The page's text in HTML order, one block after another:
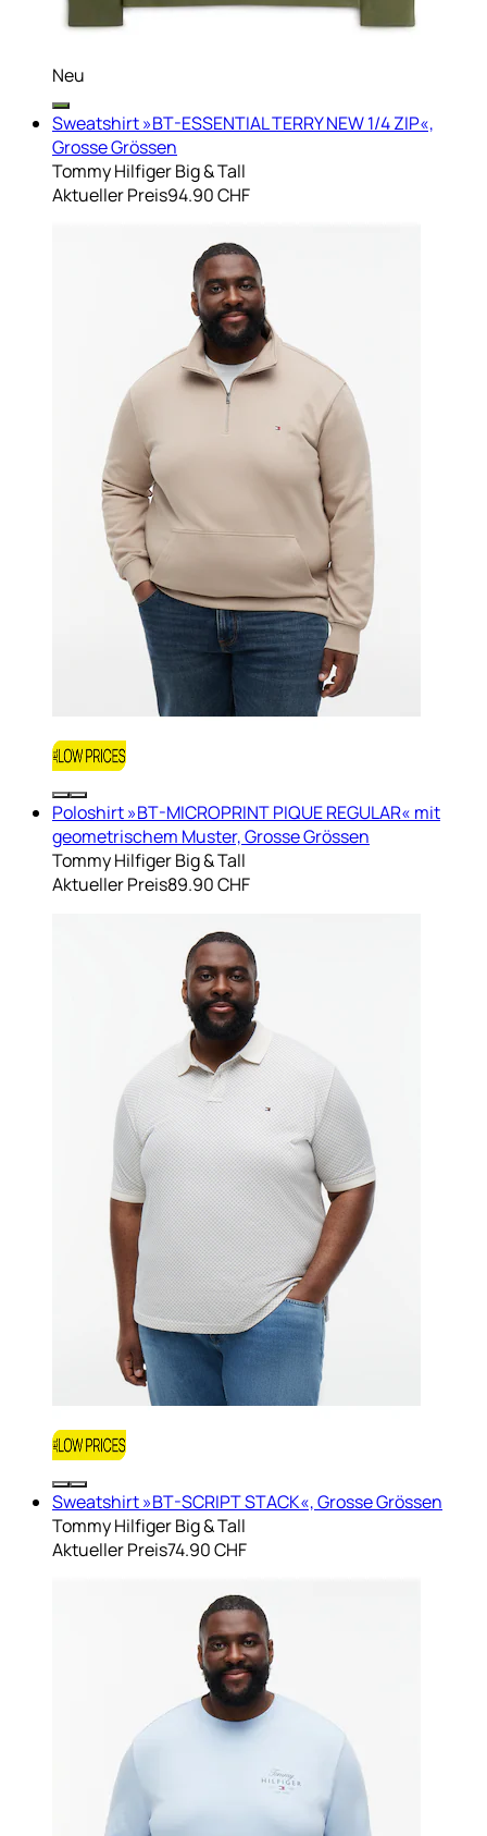
Neu
Sweatshirt »BT-ESSENTIAL TERRY NEW 1/4 ZIP«,
Grosse Grössen
Tommy Hilfiger Big & Tall
Aktueller Preis94.90 CHF
Poloshirt »BT-MICROPRINT PIQUE REGULAR« mit
geometrischem Muster, Grosse Grössen
Tommy Hilfiger Big & Tall
Aktueller Preis89.90 CHF
Sweatshirt »BT-SCRIPT STACK«, Grosse Grössen
Tommy Hilfiger Big & Tall
Aktueller Preis74.90 CHF